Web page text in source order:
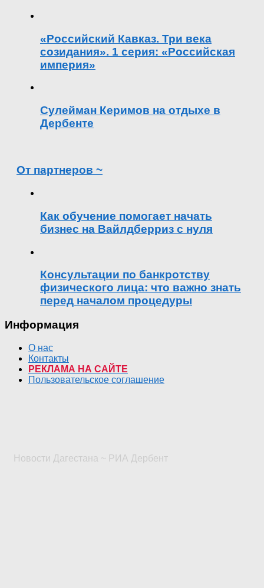
«Российский Кавказ. Три века
созидания». 1 серия: «Российская
империя»
Сулейман Керимов на отдыхе в
Дербенте
От партнеров ~
Как обучение помогает начать
бизнес на Вайлдберриз с нуля
Консультации по банкротству
физического лица: что важно знать
перед началом процедуры
Информация
О нас
Контакты
РЕКЛАМА НА САЙТЕ
Пользовательское соглашение
Новости Дагестана ~ РИА Дербент